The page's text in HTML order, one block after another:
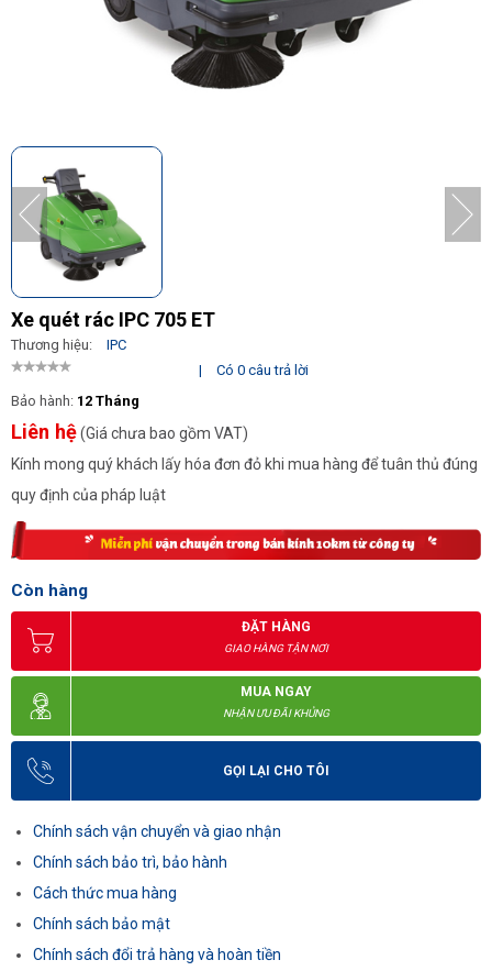
Xe quét rác IPC 705 ET
Thương hiệu:
IPC
|
Có 0 câu trả lời
Bảo hành: 12 Tháng
Liên hệ(Giá chưa bao gồm VAT)
Kính mong quý khách lấy hóa đơn đỏ khi mua hàng để tuân thủ đúng
quy định của pháp luật
Còn hàng
ĐẶT HÀNG
GIAO HÀNG TẬN NƠI
MUA NGAY
NHẬN ƯU ĐÃI KHỦNG
GỌI LẠI CHO TÔI
Chính sách vận chuyển và giao nhận
Chính sách bảo trì, bảo hành
Cách thức mua hàng
Chính sách bảo mật
Chính sách đổi trả hàng và hoàn tiền